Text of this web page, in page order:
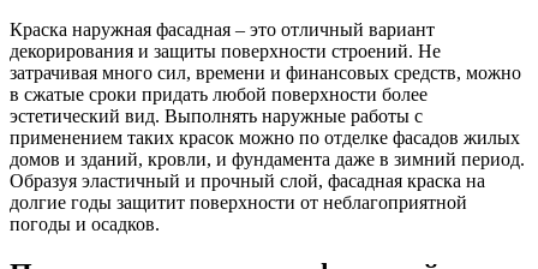
Краска наружная фасадная – это отличный вариант
декорирования и защиты поверхности строений. Не
затрачивая много сил, времени и финансовых средств, можно
в сжатые сроки придать любой поверхности более
эстетический вид. Выполнять наружные работы с
применением таких красок можно по отделке фасадов жилых
домов и зданий, кровли, и фундамента даже в зимний период.
Образуя эластичный и прочный слой, фасадная краска на
долгие годы защитит поверхности от неблагоприятной
погоды и осадков.